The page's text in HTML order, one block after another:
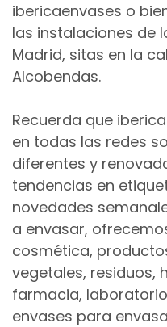
ibericaenvases o
las instalaciones de
Madrid, sitas en la
Alcobendas.
Recuerda que
en todas las redes
diferentes y
tendencias en
novedades
a envasar,
cosmética,
vegetales, residuos,
farmacia,
envases para